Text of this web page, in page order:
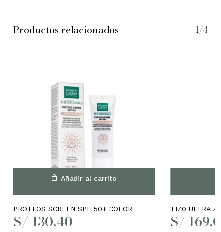
No hay productos en el
Productos relacionados 1/4
Añadir al carrito
PROTEOS SCREEN SPF 50+ COLOR
S/ 130.40
TIZO ULTRA
S/